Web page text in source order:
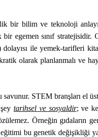
bir bilim ve teknoloji
egemen sınıf
ile yemek-tarifleri
olarak planlanmalı ve
STEM branşları el
şeytarihsel ve sosyaldir; ve
Örneğin gıdaların
bu genetik değişikliği